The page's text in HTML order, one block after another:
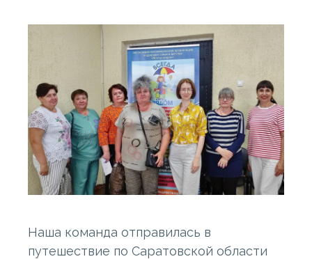
Наша команда отправилась в
путешествие по Саратовской области